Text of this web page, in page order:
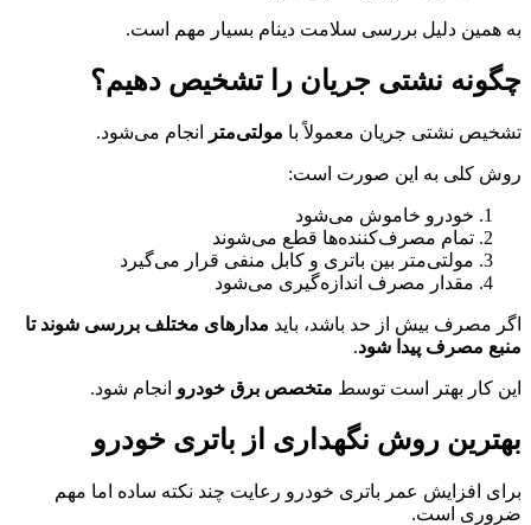
به همین دلیل بررسی سلامت دینام بسیار مهم است.
چگونه نشتی جریان را تشخیص دهیم؟
تشخیص نشتی جریان معمولاً با مولتی‌متر انجام می‌شود.
روش کلی به این صورت است:
خودرو خاموش می‌شود
تمام مصرف‌کننده‌ها قطع می‌شوند
مولتی‌متر بین باتری و کابل منفی قرار می‌گیرد
مقدار مصرف اندازه‌گیری می‌شود
اگر مصرف بیش از حد باشد، باید مدارهای مختلف بررسی شوند تا
منبع مصرف پیدا شود.
این کار بهتر است توسط متخصص برق خودرو انجام شود.
بهترین روش نگهداری از باتری خودرو
برای افزایش عمر باتری خودرو رعایت چند نکته ساده اما مهم
ضروری است.